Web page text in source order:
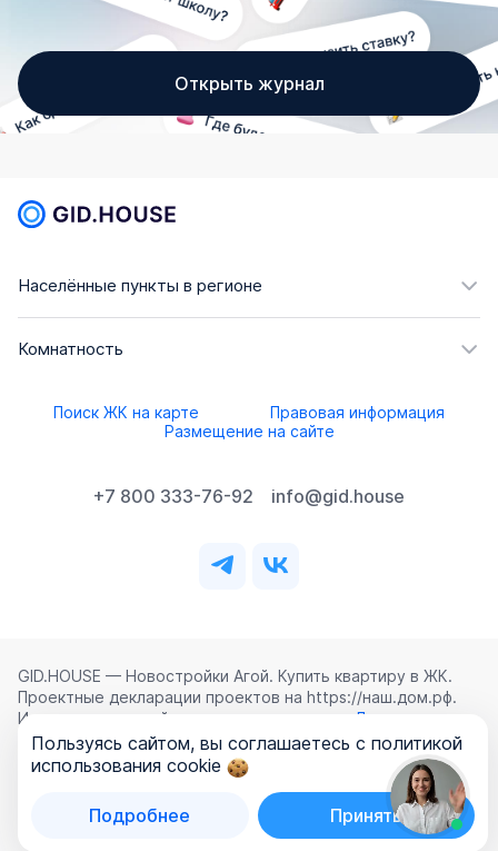
Открыть журнал
Населённые пункты в регионе
Комнатность
Поиск ЖК на карте
Правовая информация
Размещение на сайте
+7 800 333-76-92 info@gid.house
GID.HOUSE — Новостройки Агой. Купить квартиру в ЖК.
Проектные декларации проектов на https://наш.дом.рф.
Использование сайта означает согласие с
Лицензионным
соглашением ,Политикой конфиденциальностии
Политикой обработки персональных данных
ООО «ГИД.ХАУЗ»
Пользуясь сайтом, вы соглашаетесь с политикой
использования cookie
Подробнее Принять